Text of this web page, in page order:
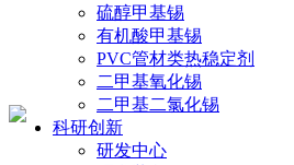
硫醇甲基锡
有机酸甲基锡
PVC管材类热稳定剂
二甲基氧化锡
二甲基二氯化锡
科研创新
研发中心